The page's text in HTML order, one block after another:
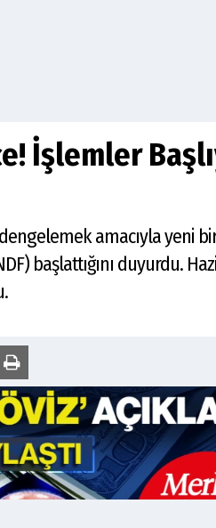
İşlemler
amacıyla yeni
başlattığını duyurdu.